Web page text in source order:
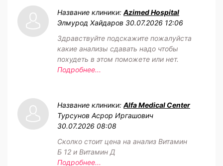
Название клиники: Azimed Hospital
Элмурод Хайдаров 30.07.2026 12:06
Здравствуйте подскажите пожалуйста
какие анализы сдавать надо чтобы
похудеть в этом поможете или нет.
Подробнее...
Название клиники: Alfa Medical Center
Турсунов Асрор Иргашович
30.07.2026 08:08
Сколко стоит цена на анализ Витамин
Б 12 и Витамин Д
Подробнее...